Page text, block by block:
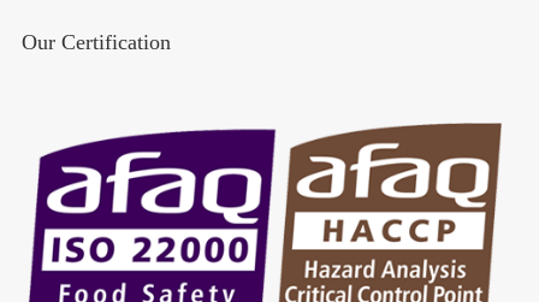
Our Certification